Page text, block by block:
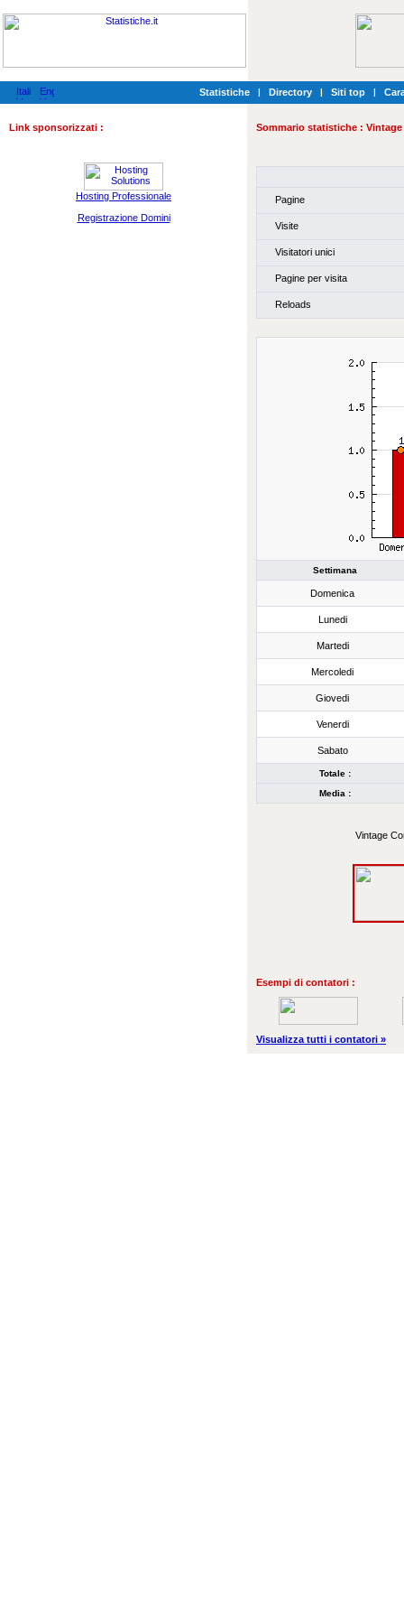
Statistiche | Directory | Siti top |
Link sponsorizzati :
Hosting Professionale
Registrazione Domini
Sommario statistiche :
Pagine
Visite
Visitatori unici
Pagine per visita
Reloads
Settimana
Domenica
Lunedi
Martedi
Mercoledi
Giovedi
Venerdi
Sabato
Totale :
Media :
Vintage
Esempi di contatori :
Visualizza tutti i contatori »